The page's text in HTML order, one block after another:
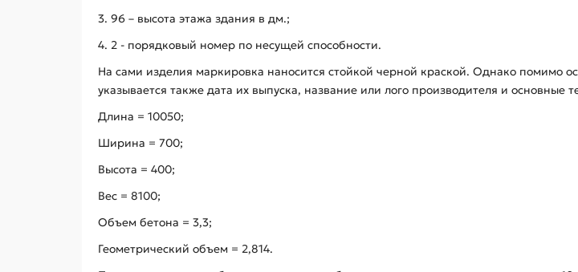
3. 96 – высота этажа здания в дм.;
4. 2 - порядковый номер по несущей способности.
На сами изделия маркировка наносится стойкой черной краской. Однако помимо
указывается также дата их выпуска, название или лого производителя и основные
Длина = 10050;
Ширина = 700;
Высота = 400;
Вес = 8100;
Объем бетона = 3,3;
Геометрический объем = 2,814.